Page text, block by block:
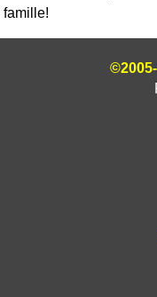
famille!